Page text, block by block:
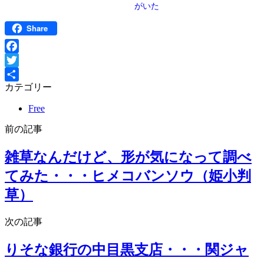
がいた
Share
Facebook
Twitter
共
カテゴリー
Free
前の記事
雑草なんだけど、形が気になって調べ
てみた・・・ヒメコバンソウ（姫小判
草）
次の記事
りそな銀行の中目黒支店・・・関ジャ